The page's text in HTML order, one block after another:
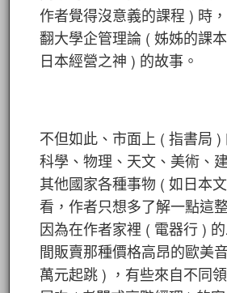
作者覺得沒意義的課程 ) 時
翻大學企管理論 ( 姊姊的課
日本經營之神 ) 的故事。
不但如此、市面上 ( 指書局
科學、物理、天文、美術、
其他國家各種事物 ( 如日本
看，作者只想多了解一點這
因為在作者家裡 ( 電器行 )
間販賣那種價格高昂的歐美
萬元起跳 ) ，有些來自不同